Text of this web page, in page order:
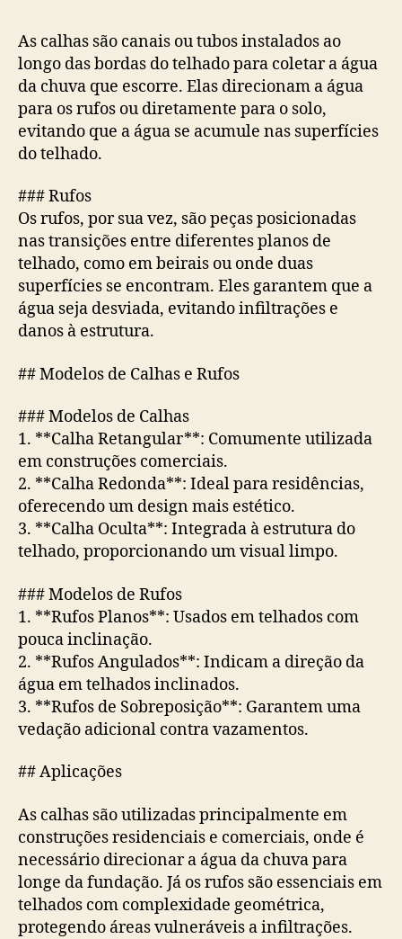
As calhas são canais ou tubos instalados ao
longo das bordas do telhado para coletar a água
da chuva que escorre. Elas direcionam a água
para os rufos ou diretamente para o solo,
evitando que a água se acumule nas superfícies
do telhado.
### Rufos
Os rufos, por sua vez, são peças posicionadas
nas transições entre diferentes planos de
telhado, como em beirais ou onde duas
superfícies se encontram. Eles garantem que a
água seja desviada, evitando infiltrações e
danos à estrutura.
## Modelos de Calhas e Rufos
### Modelos de Calhas
1. **Calha Retangular**: Comumente utilizada
em construções comerciais.
2. **Calha Redonda**: Ideal para residências,
oferecendo um design mais estético.
3. **Calha Oculta**: Integrada à estrutura do
telhado, proporcionando um visual limpo.
### Modelos de Rufos
1. **Rufos Planos**: Usados em telhados com
pouca inclinação.
2. **Rufos Angulados**: Indicam a direção da
água em telhados inclinados.
3. **Rufos de Sobreposição**: Garantem uma
vedação adicional contra vazamentos.
## Aplicações
As calhas são utilizadas principalmente em
construções residenciais e comerciais, onde é
necessário direcionar a água da chuva para
longe da fundação. Já os rufos são essenciais em
telhados com complexidade geométrica,
protegendo áreas vulneráveis a infiltrações.